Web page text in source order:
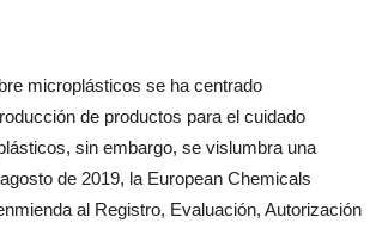
microplásticos se ha centrado
de productos para el cuidado
sin embargo, se vislumbra una
de 2019, la European Chemicals
al Registro, Evaluación, Autorización